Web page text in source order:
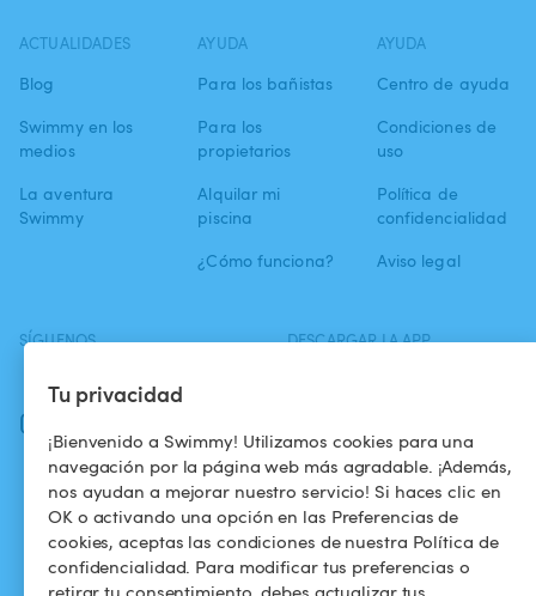
Tu privacidad
¡Bienvenido a Swimmy! Utilizamos cookies para una
navegación por la página web más agradable. ¡Además,
nos ayudan a mejorar nuestro servicio! Si haces clic en
OK o activando una opción en las Preferencias de
cookies, aceptas las condiciones de nuestra Política de
confidencialidad. Para modificar tus preferencias o
retirar tu consentimiento, debes actualizar tus
ACTUALIDADES
Blog
Swimmy en los
medios
La aventura
Swimmy
AYUDA
Para los bañistas
Para los
propietarios
Alquilar mi
piscina
¿Cómo funciona?
AYUDA
Centro de ayuda
Condiciones de
uso
Política de
confidencialidad
Aviso legal
SÍGUENOS DESCARGAR LA APP